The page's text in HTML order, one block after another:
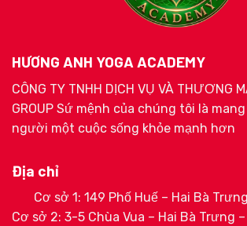
HƯƠNG ANH YOGA ACADEMY
CÔNG TY TNHH DỊCH VỤ VÀ THƯƠNG
GROUP Sứ mệnh của chúng tôi là
người một cuộc sống khỏe mạnh hơn
Địa chỉ
Cơ sở 1: 149 Phố Huế – Hai Bà
Cơ sở 2: 3-5 Chùa Vua – Hai Bà Trưng –